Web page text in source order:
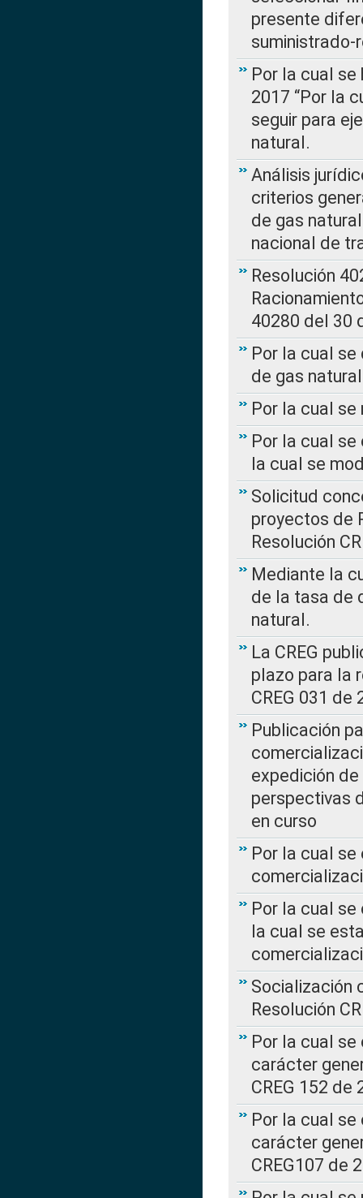
presente
Por la cual se
2017 “Por la
seguir para
natural.
Análisis
criterios
de gas
nacional de
Resolución
40280 del 30
Por la cual
de gas natural
Por la cual se
Por la cual se
la cual se
Solicitud
proyectos de
Resolución
Mediante la
de la tasa de
natural.
La CREG
plazo para la
CREG 031 de
Publicación
expedición de
perspectivas
en curso
Por la cual
Por la cual se
la cual se
Socialización
Resolución
Por la cual
carácter
CREG 152 de
Por la cual
carácter
CREG107 de